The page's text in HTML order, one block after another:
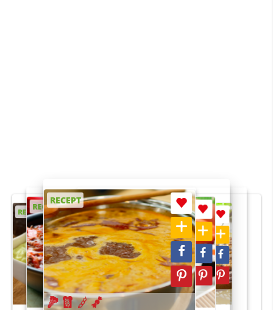
RECEPT
RECEPT
RECEPT
RECEPT
RECEPT